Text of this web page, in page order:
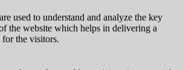
used to understand and analyze the key
the website which helps in delivering a
for the visitors.